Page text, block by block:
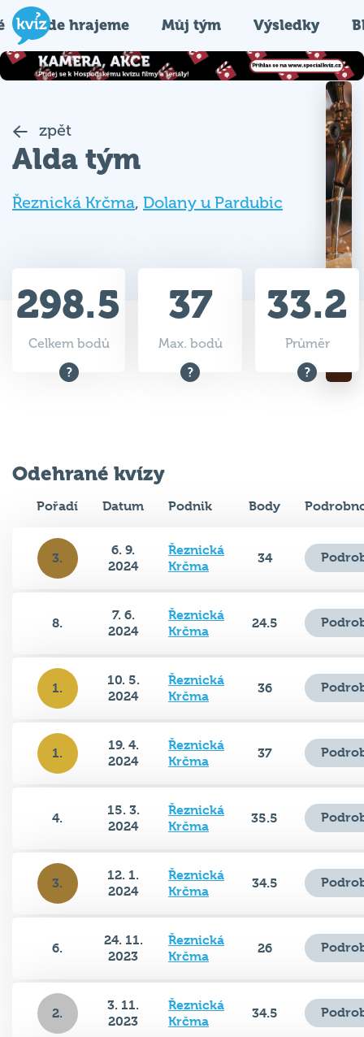
Kde hrajeme Můj tým Výsledky
zpět
Alda tým
Řeznická Krčma, Dolany u Pardubic
298.5
Celkem bodů
37
Max. bodů
33.2
Průměr
Odehrané kvízy
Pořadí Datum Podnik Body
3.
6. 9.
2024
Řeznická
Krčma
34
8.
7. 6.
2024
Řeznická
Krčma
24.5
1.
10. 5.
2024
Řeznická
Krčma
36
1.
19. 4.
2024
Řeznická
Krčma
37
4.
15. 3.
2024
Řeznická
Krčma
35.5
3.
12. 1.
2024
Řeznická
Krčma
34.5
6.
24. 11.
2023
Řeznická
Krčma
26
2.
3. 11.
2023
Řeznická
Krčma
34.5